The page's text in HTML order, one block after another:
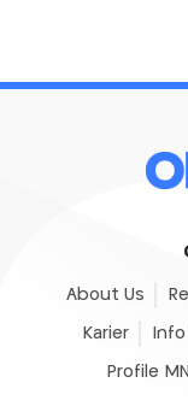
About Us
Karier
Profile